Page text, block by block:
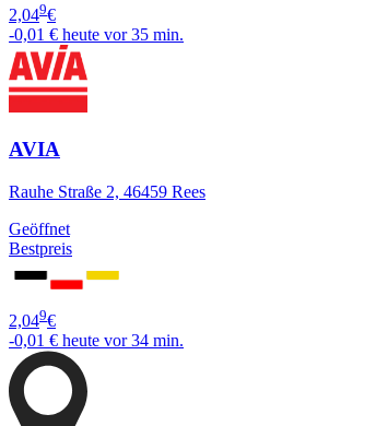
2,049€
-0,01 € heute vor 35 min.
AVIA
Rauhe Straße 2, 46459 Rees
Geöffnet
Bestpreis
2,049€
-0,01 € heute vor 34 min.